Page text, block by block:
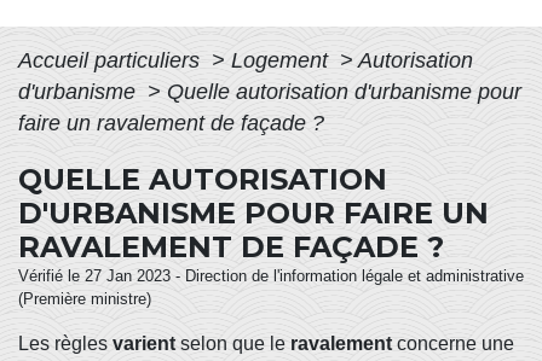
Accueil particuliers > Logement > Autorisation
d'urbanisme > Quelle autorisation d'urbanisme pour
faire un ravalement de façade ?
QUELLE AUTORISATION
D'URBANISME POUR FAIRE UN
RAVALEMENT DE FAÇADE ?
Vérifié le 27 Jan 2023 - Direction de l'information légale et administrative
(Première ministre)
Les règles varient selon que le ravalement concerne une